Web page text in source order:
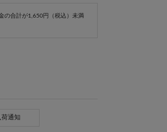
の合計が1,650円（税込）未満
荷通知